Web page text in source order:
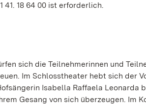
41. 18 64 00 ist erforderlich.
sich die Teilnehmerinnen und
Im Schlosstheater hebt sich der
Isabella Raffaela Leonarda
Gesang von sich überzeugen. Im